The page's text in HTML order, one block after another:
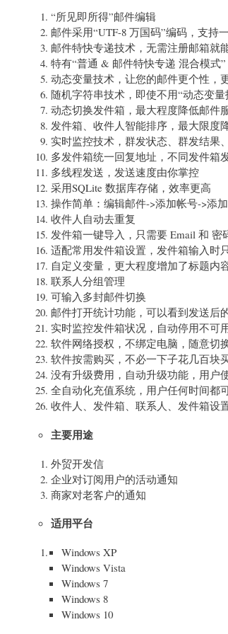
“所见即所得”邮件编辑
邮件采用“UTF-8 万国码”编码，支持
邮件特快专递技术，无需注册邮箱就
特有“普通 & 邮件特快专递 混合模式
动态变量技术，让您的邮件更个性，
随机字符串技术，即使不用“动态变
动态切换发件箱，最大程度降低邮件
发件箱、收件人智能排序，最大限度
实时监控技术，群发状态、群发结果
多发件箱统一回复地址，不同发件箱
多线程发送，发送速度由你掌控
采用SQLite 数据库存储，效率更高
操作简单：编辑邮件->添加帐号->添
收件人自动去重复
发件箱一键导入，只需要 Email 和 密
适配常用发件箱设置，发件箱输入时
自定义变量，更大程度增加了标题内
联系人分组管理
可输入多封邮件切换
邮件打开统计功能，可以看到发送后
实时监控发件箱状况，自动停用不可
软件网络授权，不绑定电脑，随意切
软件按需购买，不必一下子花几百块
没有升级费用，自动升级功能，用户
全自动化充值系统，用户任何时间都
收件人、发件箱、联系人、发件箱设
主要用途
外贸开发信
企业对订阅用户的活动通知
商家对老客户的通知
适用平台
Windows XP
Windows Vista
Windows 7
Windows 8
Windows 10